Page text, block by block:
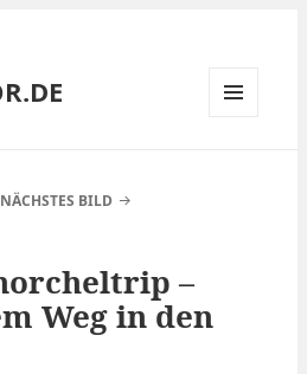
NÄCHSTES BILD
–
Weg in den